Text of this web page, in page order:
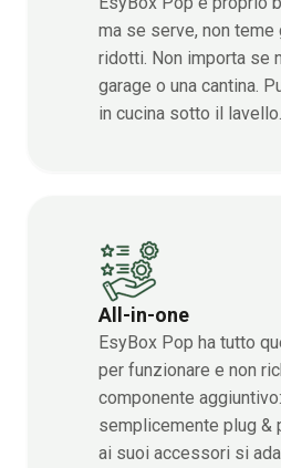
ma se serve, non teme
ridotti. Non importa se
garage o una cantina.
in cucina sotto il lavello.
All-in-one
EsyBox Pop ha tutto
per funzionare e non
componente aggiuntivo:
semplicemente plug &
ai suoi accessori si